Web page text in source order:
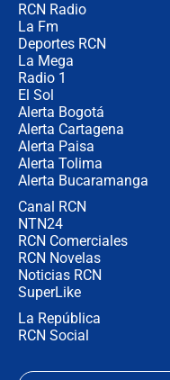
RCN Radio
La Fm
Deportes RCN
La Mega
Radio 1
El Sol
Alerta Bogotá
Alerta Cartagena
Alerta Paisa
Alerta Tolima
Alerta Bucaramanga
Canal RCN
NTN24
RCN Comerciales
RCN Novelas
Noticias RCN
SuperLike
La República
RCN Social